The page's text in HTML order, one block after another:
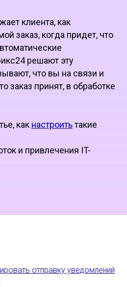
клиента, как
заказ, когда придет, что
решают эту
что вы на связи и
заказ принят, в обработке
как настроитьтакие
и привлечения IT-
отправку уведомлений